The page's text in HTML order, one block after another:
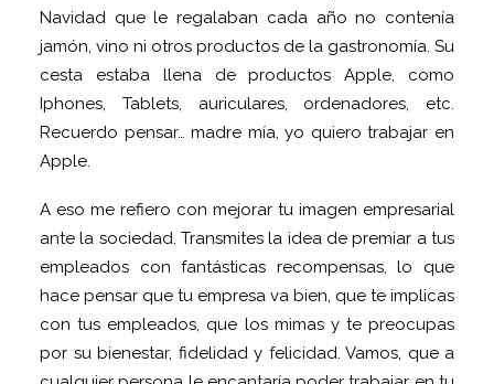
Navidad que le regalaban cada año no contenía
jamón, vino ni otros productos de la gastronomía. Su
cesta estaba llena de productos Apple, como
Iphones, Tablets, auriculares, ordenadores, etc.
Recuerdo pensar… madre mía, yo quiero trabajar en
Apple.
A eso me refiero con mejorar tu imagen empresarial
ante la sociedad. Transmites la idea de premiar a tus
empleados con fantásticas recompensas, lo que
hace pensar que tu empresa va bien, que te implicas
con tus empleados, que los mimas y te preocupas
por su bienestar, fidelidad y felicidad. Vamos, que a